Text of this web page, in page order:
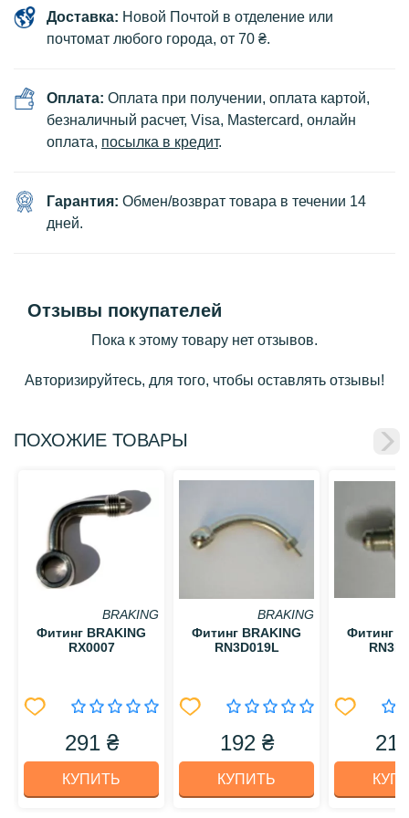
Доставка: Новой Почтой в отделение или
почтомат любого города, от 70 ₴.
Оплата: Оплата при получении, оплата картой,
безналичный расчет, Visa, Mastercard, онлайн
оплата, посылка в кредит.
Гарантия: Обмен/возврат товара в течении 14
дней.
Отзывы покупателей
Пока к этому товару нет отзывов.
Авторизируйтесь, для того, чтобы оставлять отзывы!
ПОХОЖИЕ ТОВАРЫ
BRAKING
Фитинг BRAKING
RX0007
291 ₴
КУПИТЬ
BRAKING
Фитинг BRAKING
RN3D019L
192 ₴
КУПИТЬ
Фитинг